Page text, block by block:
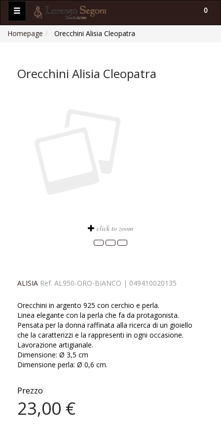
0
Homepage Orecchini Alisia Cleopatra
Orecchini Alisia Cleopatra
click to zoom
ALISIA Ref. AL950-ORO-BIANCO | 049410020135
Orecchini in argento 925 con cerchio e perla.
Linea elegante con la perla che fa da protagonista.
Pensata per la donna raffinata alla ricerca di un gioiello
che la caratterizzi e la rappresenti in ogni occasione.
Lavorazione artigianale.
Dimensione: Ø 3,5 cm
Dimensione perla: Ø 0,6 cm.
Prezzo
23,00 €